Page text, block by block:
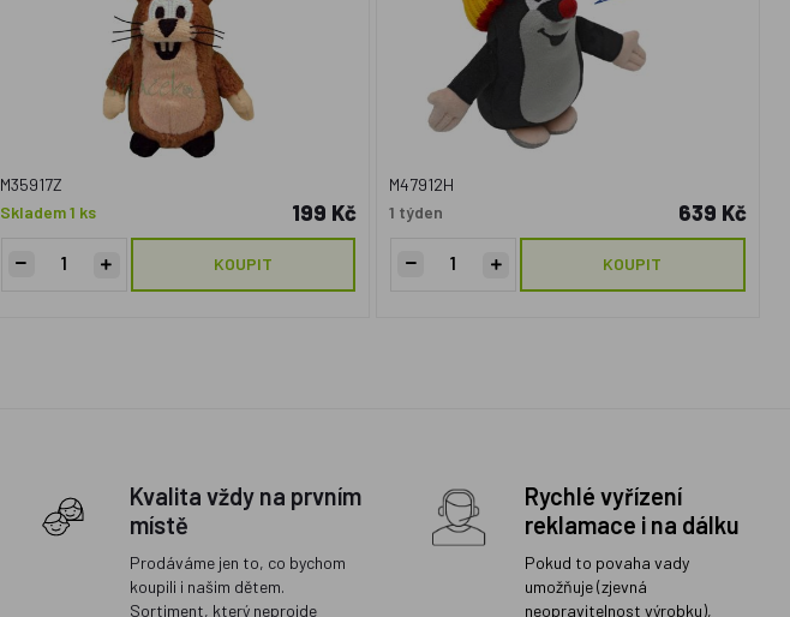
M35917Z
Skladem 1 ks
199 Kč
KOUPIT
M47912H
1 týden
639 Kč
KOUPIT
Kvalita vždy na prvním
místě
Prodáváme jen to, co bychom
koupili i našim dětem.
Sortiment, který neprojde
Rychlé vyřízení
reklamace i na dálku
Pokud to povaha vady
umožňuje (zjevná
neopravitelnost výrobku),